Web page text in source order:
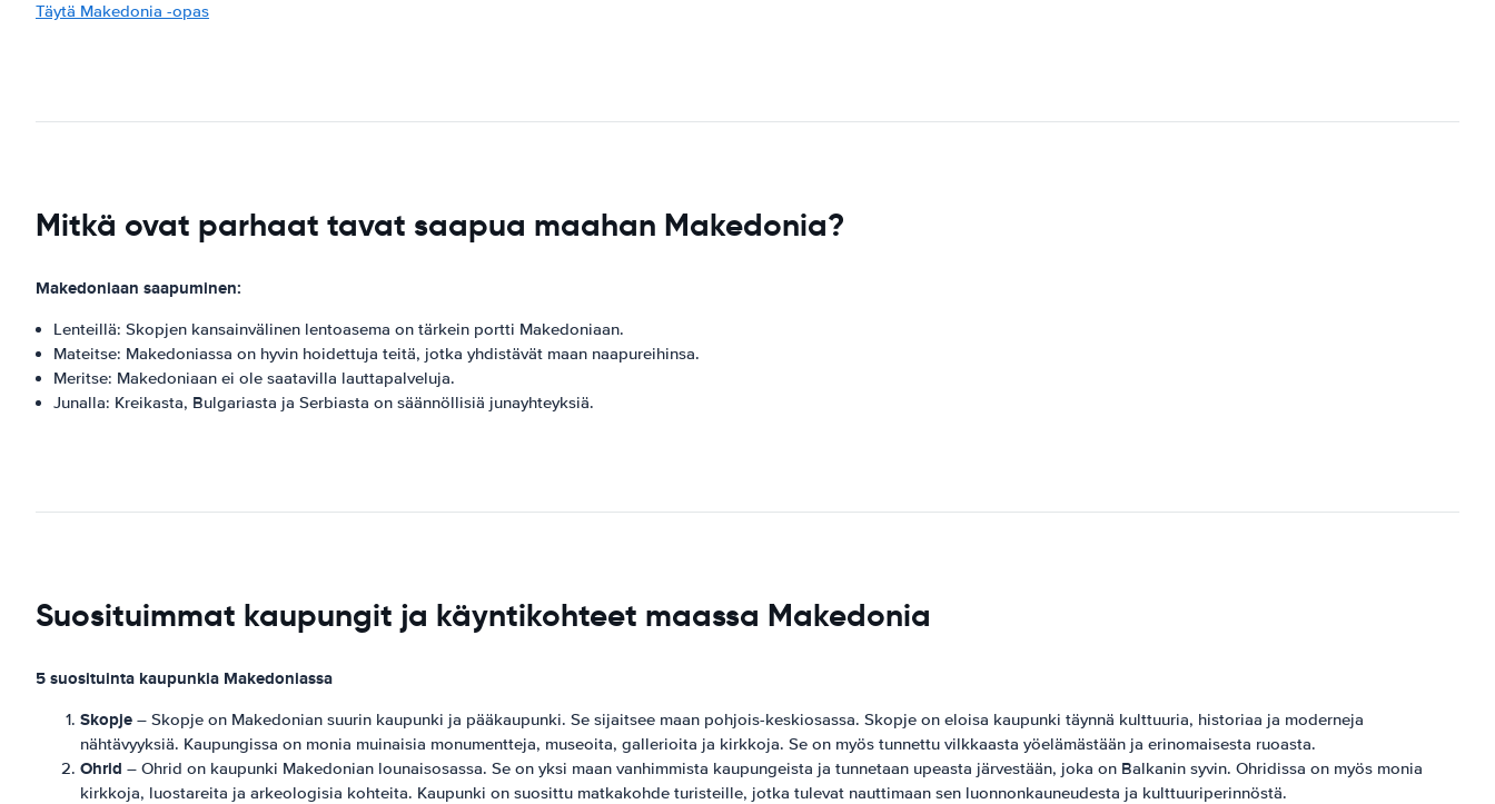
Täytä Makedonia -opas
Mitkä ovat parhaat tavat saapua maahan Makedonia?
Makedoniaan saapuminen:
Lenteillä: Skopjen kansainvälinen lentoasema on tärkein portti Makedoniaan.
Mateitse: Makedoniassa on hyvin hoidettuja teitä, jotka yhdistävät maan naapureihinsa.
Meritse: Makedoniaan ei ole saatavilla lauttapalveluja.
Junalla: Kreikasta, Bulgariasta ja Serbiasta on säännöllisiä junayhteyksiä.
Suosituimmat kaupungit ja käyntikohteet maassa Makedonia
5 suosituinta kaupunkia Makedoniassa
Skopje – Skopje on Makedonian suurin kaupunki ja pääkaupunki. Se sijaitsee maan pohjois-keskiosassa. Skopje on eloisa kaupunki täynnä kulttuuria, historiaa ja moderneja
nähtävyyksiä. Kaupungissa on monia muinaisia ​​monumentteja, museoita, gallerioita ja kirkkoja. Se on myös tunnettu vilkkaasta yöelämästään ja erinomaisesta ruoasta.
Ohrid – Ohrid on kaupunki Makedonian lounaisosassa. Se on yksi maan vanhimmista kaupungeista ja tunnetaan upeasta järvestään, joka on Balkanin syvin. Ohridissa on myös monia
kirkkoja, luostareita ja arkeologisia kohteita. Kaupunki on suosittu matkakohde turisteille, jotka tulevat nauttimaan sen luonnonkauneudesta ja kulttuuriperinnöstä.